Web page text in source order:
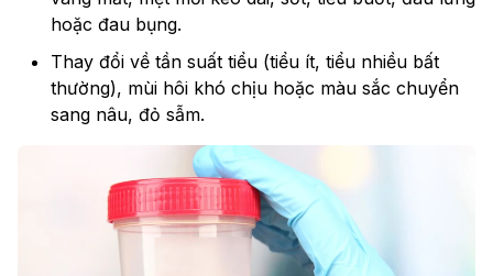
hoặc đau bụng.
Thay đổi về tần suất tiểu (tiểu ít, tiểu nhiều bất
thường), mùi hôi khó chịu hoặc màu sắc chuyển
sang nâu, đỏ sẫm.